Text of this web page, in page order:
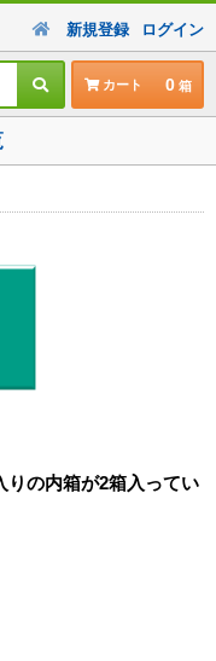
新規登録 ログイン
カート 0
りの内箱が2箱入ってい